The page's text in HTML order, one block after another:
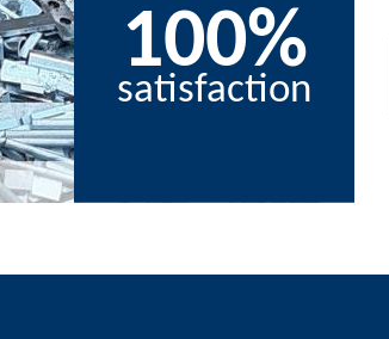
100%
satisfaction